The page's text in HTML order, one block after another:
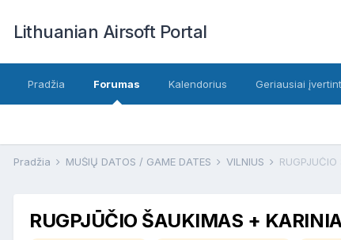
Lithuanian Airsoft Portal
Pradžia Forumas Kalendorius Geriausiai
Pradžia MŪŠIŲ DATOS / GAME DATES VILNIUS
RUGPJŪČIO ŠAUKIMAS +